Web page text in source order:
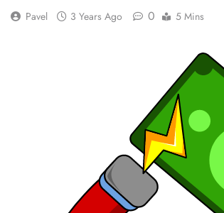
Pavel 3 Years Ago 0 5 Mins